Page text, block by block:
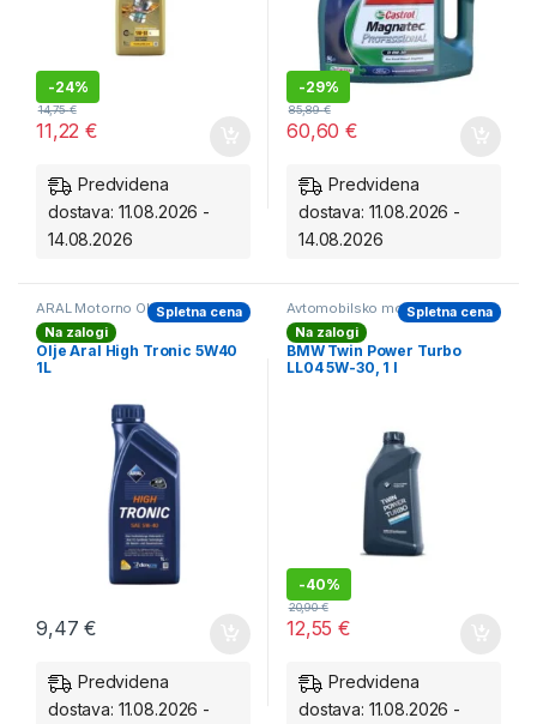
-24%
11,22€
14,75€
Predvidena
dostava: 11.08.2026 -
14.08.2026
-29%
60,60€
85,89€
Predvidena
dostava: 11.08.2026 -
14.08.2026
ARAL Motorno Olje,
Avtomobilsko motorno olje
Na zalogi
Olje Aral High Tronic 5W40
1L
Spletna cena
9,47€
Predvidena
dostava: 11.08.2026 -
Avtomobilsko motorno olje
Na zalogi
BMW Twin Power Turbo
LL04 5W-30, 1 l
-40%
Spletna cena
12,55€
20,90€
Predvidena
dostava: 11.08.2026 -